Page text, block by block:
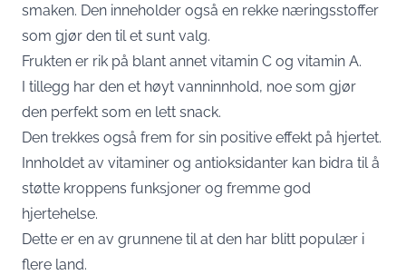
smaken. Den inneholder også en rekke næringsstoffer
som gjør den til et sunt valg.
Frukten er rik på blant annet vitamin C og vitamin A.
I tillegg har den et høyt vanninnhold, noe som gjør
den perfekt som en lett snack.
Den trekkes også frem for sin positive effekt på hjertet.
Innholdet av vitaminer og antioksidanter kan bidra til å
støtte kroppens funksjoner og fremme god
hjertehelse.
Dette er en av grunnene til at den har blitt populær i
flere land.